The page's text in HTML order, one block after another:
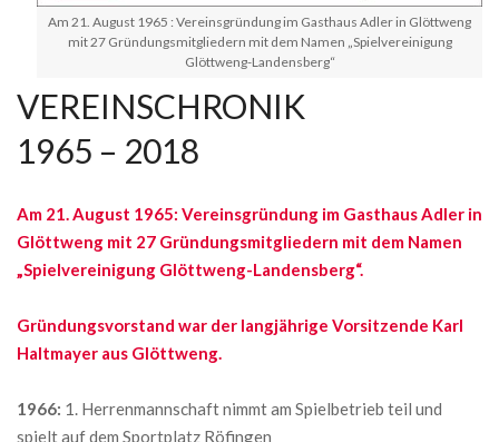
Am 21. August 1965 : Vereinsgründung im Gasthaus Adler in Glöttweng
mit 27 Gründungsmitgliedern mit dem Namen „Spielvereinigung
Glöttweng-Landensberg“
VEREINSCHRONIK
1965 – 2018
Am 21. August 1965: Vereinsgründung im Gasthaus Adler in
Glöttweng mit 27 Gründungsmitgliedern mit dem Namen
„Spielvereinigung Glöttweng-Landensberg“.
Gründungsvorstand war der langjährige Vorsitzende Karl
Haltmayer aus Glöttweng.
1966: 1. Herrenmannschaft nimmt am Spielbetrieb teil und
spielt auf dem Sportplatz Röfingen